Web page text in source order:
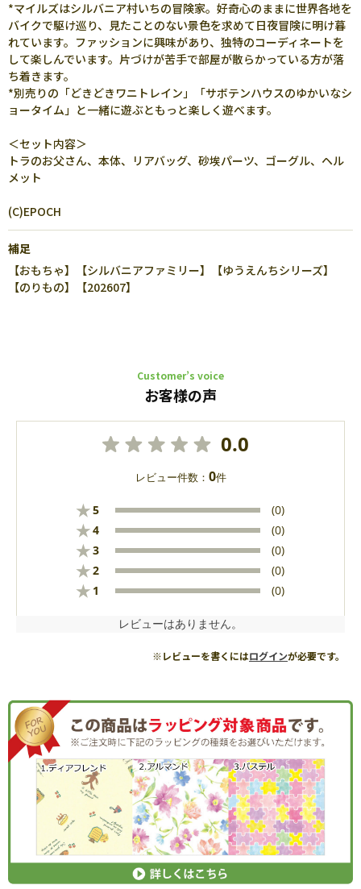
*マイルズはシルバニア村いちの冒険家。好奇心のままに世界各地を
バイクで駆け巡り、見たことのない景色を求めて日夜冒険に明け暮
れています。ファッションに興味があり、独特のコーディネートを
して楽しんでいます。片づけが苦手で部屋が散らかっている方が落
ち着きます。
*別売りの「どきどきワニトレイン」「サボテンハウスのゆかいなシ
ョータイム」と一緒に遊ぶともっと楽しく遊べます。
＜セット内容＞
トラのお父さん、本体、リアバッグ、砂埃パーツ、ゴーグル、ヘル
メット
(C)EPOCH
補足
【おもちゃ】【シルバニアファミリー】【ゆうえんちシリーズ】
【のりもの】【202607】
Customer’s voice
お客様の声
0.0
レビュー件数： 0件
★5 (0)
★4 (0)
★3 (0)
★2 (0)
★ 1 (0)
レビューはありません。
※レビューを書くにはログインが必要です。